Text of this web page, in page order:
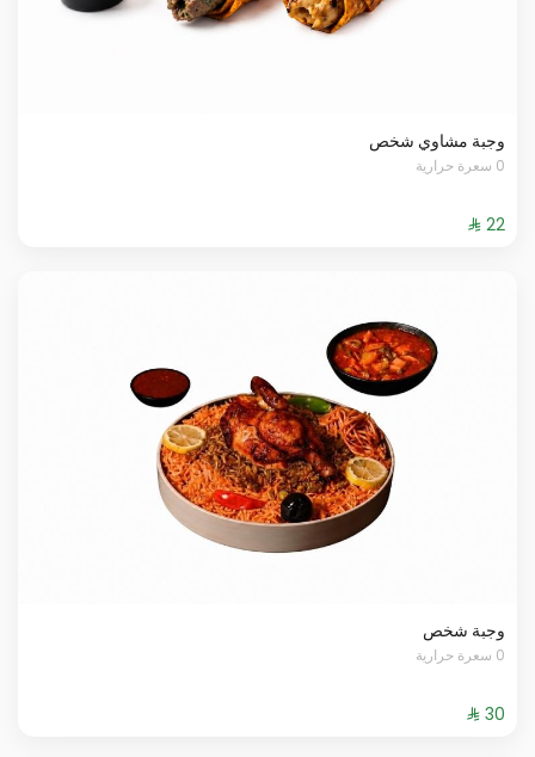
وجبة مشاوي شخص
0 سعرة حرارية
وجبة شخص
0 سعرة حرارية